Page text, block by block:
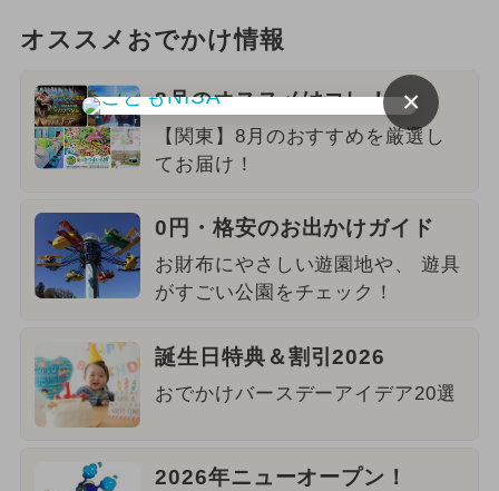
オススメおでかけ情報
8月のオススメはコレ！
【関東】8月のおすすめを厳選し
てお届け！
0円・格安のお出かけガイド
お財布にやさしい遊園地や、 遊具
がすごい公園をチェック！
誕生日特典＆割引2026
おでかけバースデーアイデア20選
2026年ニューオープン！
×